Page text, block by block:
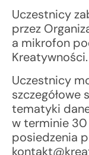
Uczestnicy
przez
a mikrofon
Kreatywności.
Uczestnicy
tematyki
w terminie
posiedzenia